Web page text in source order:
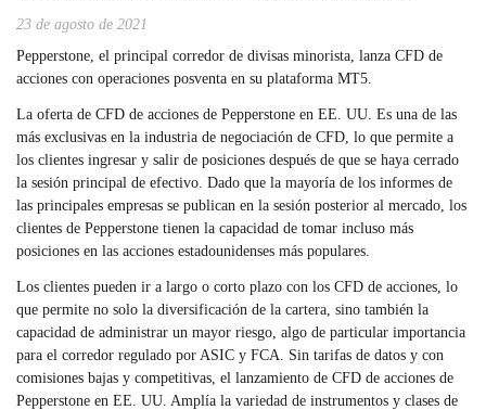
23 de agosto de 2021
Pepperstone, el principal corredor de divisas minorista, lanza CFD de
acciones con operaciones posventa en su plataforma MT5.
La oferta de CFD de acciones de Pepperstone en EE. UU. Es una de las
más exclusivas en la industria de negociación de CFD, lo que permite a
los clientes ingresar y salir de posiciones después de que se haya cerrado
la sesión principal de efectivo. Dado que la mayoría de los informes de
las principales empresas se publican en la sesión posterior al mercado, los
clientes de Pepperstone tienen la capacidad de tomar incluso más
posiciones en las acciones estadounidenses más populares.
Los clientes pueden ir a largo o corto plazo con los CFD de acciones, lo
que permite no solo la diversificación de la cartera, sino también la
capacidad de administrar un mayor riesgo, algo de particular importancia
para el corredor regulado por ASIC y FCA. Sin tarifas de datos y con
comisiones bajas y competitivas, el lanzamiento de CFD de acciones de
Pepperstone en EE. UU. Amplía la variedad de instrumentos y clases de